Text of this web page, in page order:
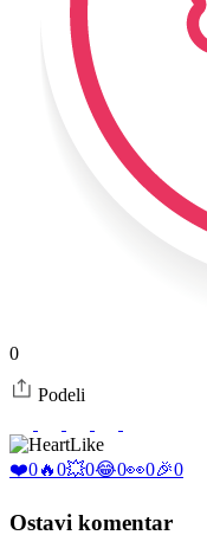
0
Podeli
Like
❤️0🔥0💥0😂0👀0🎉0
Ostavi komentar